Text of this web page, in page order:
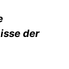
der